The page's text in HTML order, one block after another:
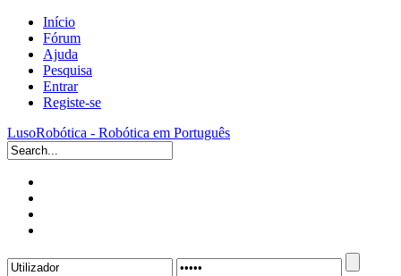
Início
Fórum
Ajuda
Pesquisa
Entrar
Registe-se
LusoRobótica - Robótica em Português